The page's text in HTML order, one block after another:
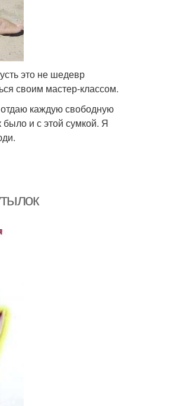
это не шедевр
своим мастер-классом.
каждую свободную
было и с этой сумкой. Я